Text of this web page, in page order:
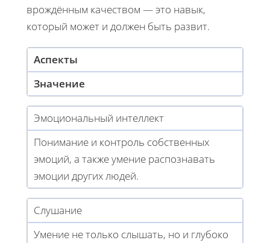
врождённым качеством — это навык,
который может и должен быть развит.
Аспекты
Значение
Эмоциональный интеллект
Понимание и контроль собственных
эмоций, а также умение распознавать
эмоции других людей.
Слушание
Умение не только слышать, но и глубоко